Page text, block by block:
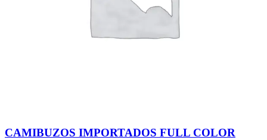
CAMIBUZOS IMPORTADOS FULL COLOR